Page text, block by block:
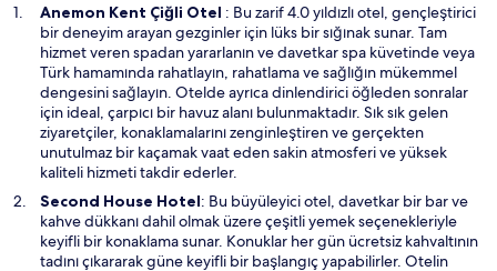
Anemon Kent Çiğli Otel Y
e
n
b
i
r
p
e
n
c
e
r
: Bu zarif 4.0 yıldızlı otel, gençleştirici
bir deneyim arayan gezginler için lüks bir sığınak sunar. Tam
hizmet veren spadan yararlanın ve davetkar spa küvetinde veya
Türk hamamında rahatlayın, rahatlama ve sağlığın mükemmel
dengesini sağlayın. Otelde ayrıca dinlendirici öğleden sonralar
için ideal, çarpıcı bir havuz alanı bulunmaktadır. Sık sık gelen
ziyaretçiler, konaklamalarını zenginleştiren ve gerçekten
unutulmaz bir kaçamak vaat eden sakin atmosferi ve yüksek
kaliteli hizmeti takdir ederler.
Second House HotelY
e
n
i
: Bu büyüleyici otel, davetkar bir bar ve
kahve dükkanı dahil olmak üzere çeşitli yemek seçenekleriyle
keyifli bir konaklama sunar. Konuklar her gün ücretsiz kahvaltının
tadını çıkararak güne keyifli bir başlangıç yapabilirler. Otelin